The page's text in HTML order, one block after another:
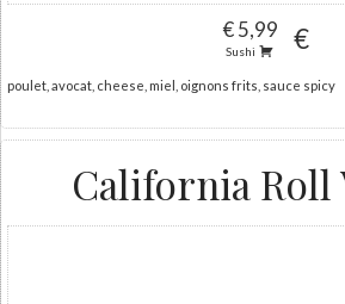
€ 5,99
Sushi €
poulet, avocat, cheese, miel, oignons frits, sauce spicy
California Roll